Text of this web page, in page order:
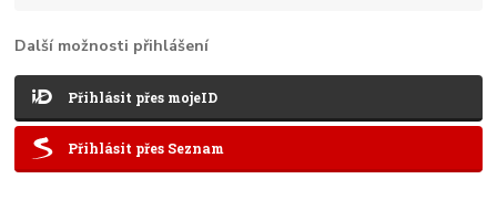
Další možnosti přihlášení
Přihlásit přes mojeID
Přihlásit přes Seznam